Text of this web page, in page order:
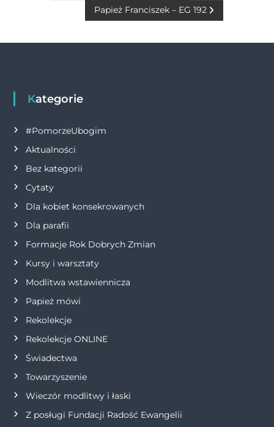
k
g
p
n
w
g
a
c
j
a
w
p
i
s
u
Papież Franciszek – EG 192
Kategorie
#PomorzeUbogim
Aktualności
Bez kategorii
Cytaty
Dla kobiet konsekrowanych
Dla parafii
Formacje Rok Dobrych Zmian
Kursy i warsztaty
Modlitwa wstawiennicza
Papież mówi
Rekolekcje
Rekolekcje ONLINE
Świadectwa
Towarzyszenie
Wieczór modlitwy i łaski
Z posługi Fundacji Radość Ewangelii